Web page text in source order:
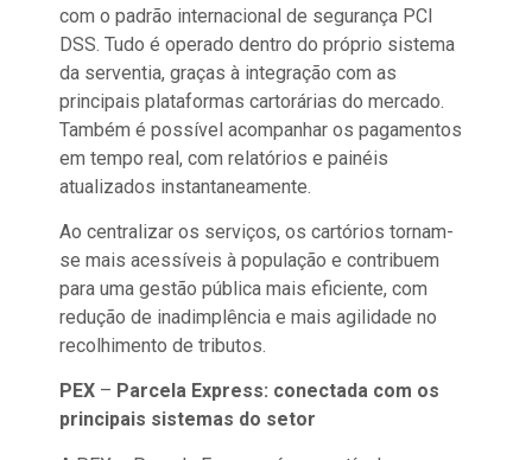
com o padrão internacional de segurança PCI
DSS. Tudo é operado dentro do próprio sistema
da serventia, graças à integração com as
principais plataformas cartorárias do mercado.
Também é possível acompanhar os pagamentos
em tempo real, com relatórios e painéis
atualizados instantaneamente.
Ao centralizar os serviços, os cartórios tornam-
se mais acessíveis à população e contribuem
para uma gestão pública mais eficiente, com
redução de inadimplência e mais agilidade no
recolhimento de tributos.
PEX – Parcela Express: conectada com os
principais sistemas do setor